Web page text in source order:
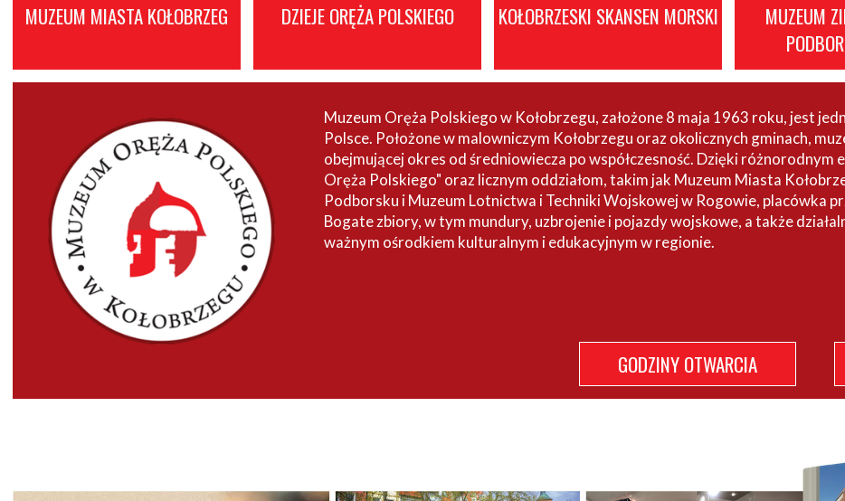
MUZEUM MIASTA KOŁOBRZEG DZIEJE ORĘŻA POLSKIEGO KOŁOBRZESKI SKANSEN MORSKI
MUZEUM
Muzeum Oręża Polskiego w Kołobrzegu, założone 8 maja 1963 roku, jest
Polsce. Położone w malowniczym Kołobrzegu oraz okolicznych gminach,
obejmującej okres od średniowiecza po współczesność. Dzięki
Oręża Polskiego" oraz licznym oddziałom, takim jak Muzeum Miasta
Podborsku i Muzeum Lotnictwa i Techniki Wojskowej w Rogowie, placówka
Bogate zbiory, w tym mundury, uzbrojenie i pojazdy wojskowe, a także
ważnym ośrodkiem kulturalnym i edukacyjnym w regionie.
GODZINY OTWARCIA